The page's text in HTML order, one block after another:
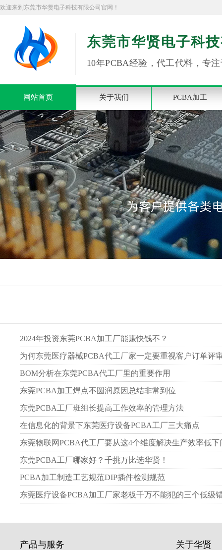
欢迎来到东莞市华贤电子科技有限公司官网！
东莞市华贤电子科
10年PCBA经验，代工代料，专
网站首页 关于我们 PCBA加工
2024年投资东莞PCBA加工厂能赚快钱不？
为何东莞医疗器械PCBA代工厂家一定要重视客户订单评
BOM分析在东莞PCBA代工厂里的重要作用
东莞PCBA加工焊点不圆润原因总结非常到位
东莞PCBA工厂班组长提高工作效率的管理方法
在信息化的背景下东莞医疗设备PCBA工厂三大痛点
东莞物联网PCBA代工厂要从这4个维度解决生产效率低下
东莞PCBA工厂哪家好？千挑万比选华贤！
PCBA加工制造工艺规范DIP插件检测规范
东莞医疗设备PCBA加工厂家老板千万不能犯的三个低级
产品与服务 关于华贤